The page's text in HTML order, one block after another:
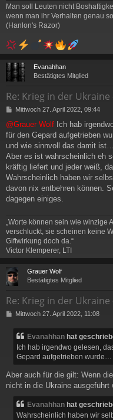
Man soll Leuten nicht
wenn man ihr Verhalten genau
(Hanlon's Razor)
Evanahhan
Bestätigtes Mitglied
Re: Krieg in der
B
i
t
r
Mittwoch 27. April 2022, 09:44
@Grauer Wolf Ich hab
für den Gepard aufgetrieben
und wie sinnvoll das damit ist…
Aber es ist wahrscheinlich eh
kräftig liefert und jeder weiß,
Wahrscheinlich haben wir
davon nix entbehren können.
dagegen einiges.
„Worte können sein wie winzige
verschluckt, sie scheinen keine
Giftwirkung doch da.“
Victor Klemperer, LTI
Grauer Wolf
Bestätigtes Mitglied
Re: Krieg in der
BMittwoch 27. April 2022, 11:08
Evanahhan hat
Ich hab irgendwo gelesen,
Gepard aufgetrieben wurde…
Aber auch für die gilt: Wenn
nicht in die Ukraine ausgeführt
Evanahhan hat
Wahrscheinlich haben wir